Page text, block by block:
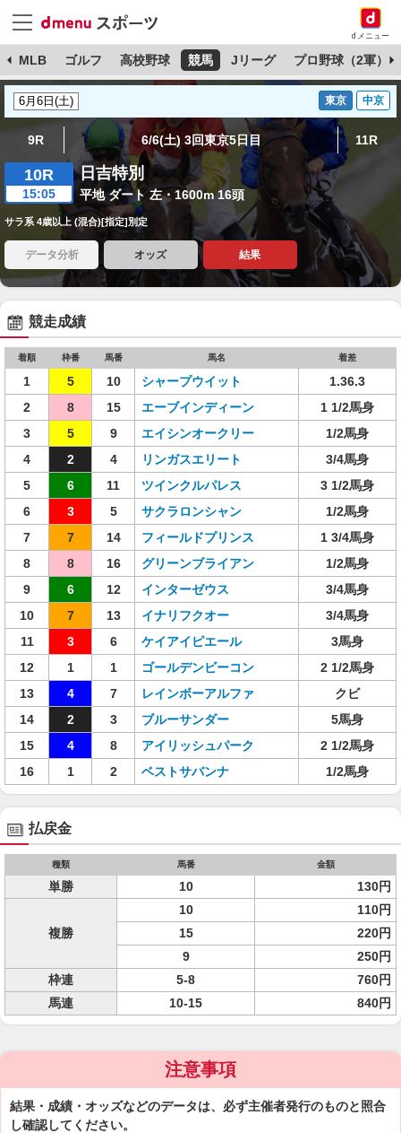
dメニュー
MLB ゴルフ 高校野球 競馬 Jリーグ プロ野球（2軍）
東京 中京
9R 6/6(土) 3回東京5日目 11R
10R
15:05
日吉特別
平地 ダート 左・1600m 16頭
サラ系 4歳以上 (混合)[指定]別定
データ分析 オッズ 結果
競走成績
着順 枠番 馬番 馬名 着差
1 5 10 シャープウイット
1.36.3
2
8 15 エーブインディーン
1 1/2馬身
3
5 9 エイシンオークリー
1/2馬身
4
2 4 リンガスエリート
3/4馬身
5
6 11 ツインクルパレス
3 1/2馬身
6
3 5 サクラロンシャン
1/2馬身
7
7 14 フィールドプリンス
1 3/4馬身
8
8 16 グリーンブライアン
1/2馬身
9
6 12 インターゼウス
3/4馬身
10
7 13 イナリフクオー
3/4馬身
11
3 6 ケイアイピエール
3馬身
12
1 1 ゴールデンビーコン
2 1/2馬身
13
4 7 レインボーアルファ
クビ
14
2 3 ブルーサンダー
5馬身
15
4 8 アイリッシュパーク
2 1/2馬身
16
1 2 ベストサバンナ 1/2馬身
払戻金
種類 馬番 金額
単勝 10 130円
複勝
10
110円
15
220円
9
250円
枠連
5-8
760円
馬連
10-15 840円
注意事項
結果・成績・オッズなどのデータは、必ず主催者発行のものと照合
し確認してください。